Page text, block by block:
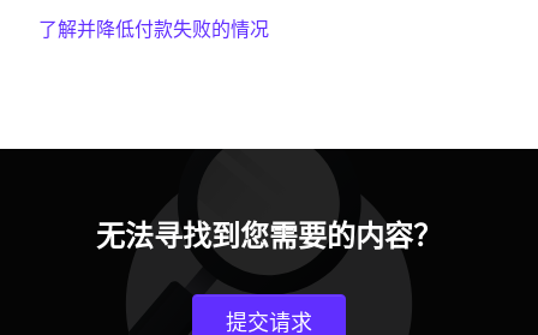
了解并降低付款失败的情况
无法寻找到您需要的内容？
提交请求